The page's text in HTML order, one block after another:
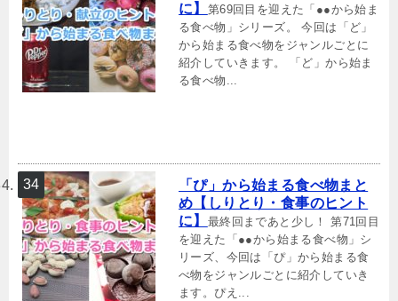
に】 第69回目を迎えた「●●から始ま
る食べ物」シリーズ。 今回は「ど」
から始まる食べ物をジャンルごとに
紹介していきます。 「ど」から始ま
る食べ物...
「ぴ」から始まる食べ物まと
め【しりとり・食事のヒント
に】 最終回まであと少し！ 第71回目
を迎えた「●●から始まる食べ物」シ
リーズ、今回は「ぴ」から始まる食
べ物をジャンルごとに紹介していき
ます。ぴえ...